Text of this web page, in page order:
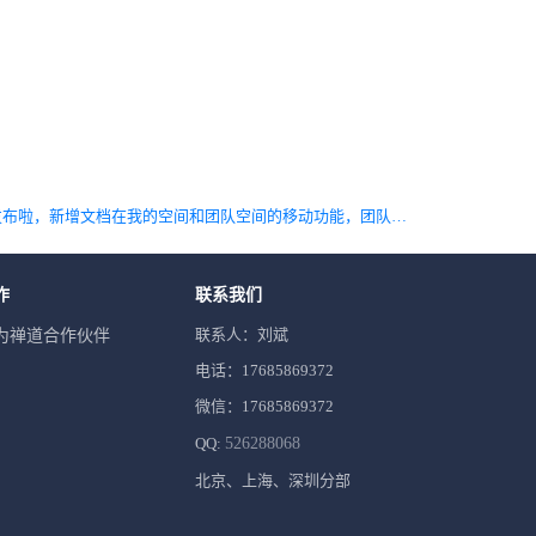
下一篇 禅道20.5发布啦，新增文档在我的空间和团队空间的移动功能，团队空间新增空间层级
禅道合作伙伴
联系我们
联系人：刘斌
电话：17685869372
微信：17685869372
QQ: 526288068
北京、上海、深圳分部